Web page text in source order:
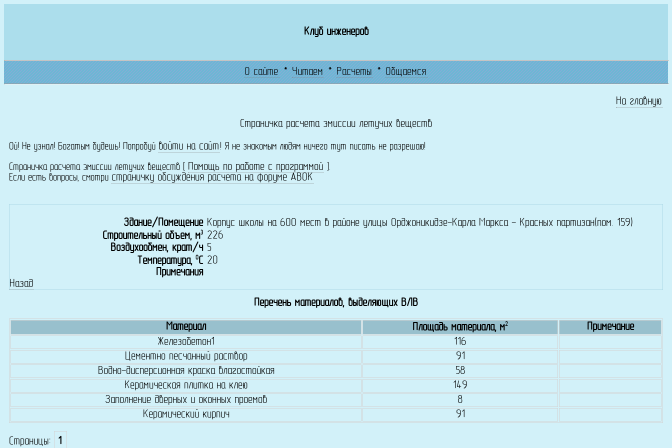
Клуб инженеров
О сайте*Читаем*Расчеты*Общаемся
На главную
Страничка расчета эмиссии летучих веществ
Ой! Не узнал! Богатым будешь! Попробуй войти на сайт ! Я не знакомым людям ничего тут писать не разрешаю!
Страничка расчета эмиссии летучих веществ [ Помощь по работе с программой ].
Если есть вопросы, смотри страничку обсуждения расчета на форуме АВОК
Здание/Помещение Корпус школы на 600 мест в районе улицы Орджоникидзе-Карла Маркса - Красных партизан(пом. 159)
Строительный объем, м3
226
Воздухообмен, крат/ч 5
Температура, 0C 20
Примечания
Назад
Перечень материалов, выделяющих ВЛВ
Материал Площадь материала, м2
Примечание
Железобетон1
116
Цементно песчанный раствор
91
Водно-дисперсионная краска влагостойкая
58
Керамическая плитка на клею
149
Заполнение дверных и оконных проемов
8
Керамический кирпич
91
Страницы: 1